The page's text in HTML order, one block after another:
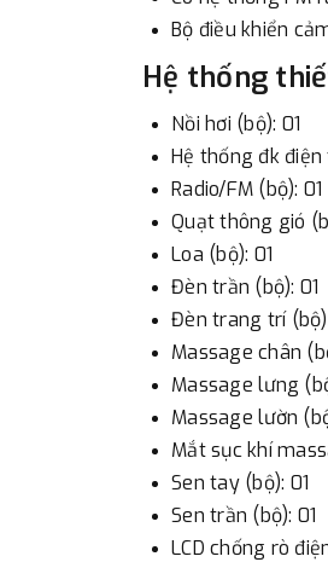
Bộ điều khiển
Hệ thống
Nồi hơi (bộ): 01
Hệ thống đk điện
Radio/FM (bộ): 01
Quạt thông gió
Loa (bộ): 01
Đèn trần (bộ): 01
Đèn trang trí
Massage chân
Massage lưng
Massage lườn
Mắt sục khí
Sen tay (bộ): 01
Sen trần (bộ): 01
LCD chống rò